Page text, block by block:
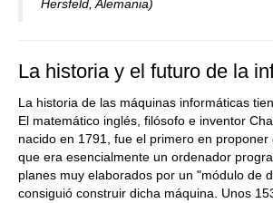
Hersfeld, Alemania)
La historia y el futuro de la
La historia de las máquinas informáticas
El matemático inglés, filósofo e inventor
nacido en 1791, fue el primero en proponer
que era esencialmente un ordenador
planes muy elaborados por un "módulo de
consiguió construir dicha máquina. Unos